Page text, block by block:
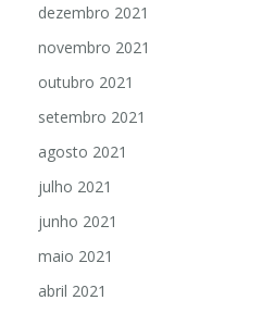
dezembro 2021
novembro 2021
outubro 2021
setembro 2021
agosto 2021
julho 2021
junho 2021
maio 2021
abril 2021